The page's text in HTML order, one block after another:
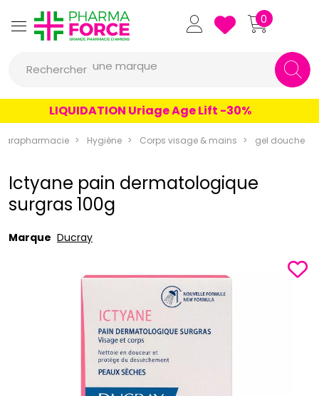
Pharmaforce Grande Pharmacie
0
Rechercher
un produit
une marque
LIQUIDATION Uriage Age Lift -30%
Parapharmacie Hygiène Corps visage & mains gel douche
Ictyane pain dermatologique
surgras 100g
Marque Ducray